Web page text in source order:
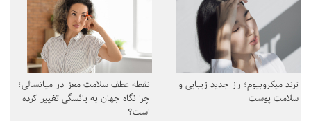
ترند میکروبیوم؛ راز جدید زیبایی و
سلامت پوست
نقطه عطف سلامت مغز در میانسالی؛
چرا نگاه جهان به یائسگی تغییر کرده
است؟